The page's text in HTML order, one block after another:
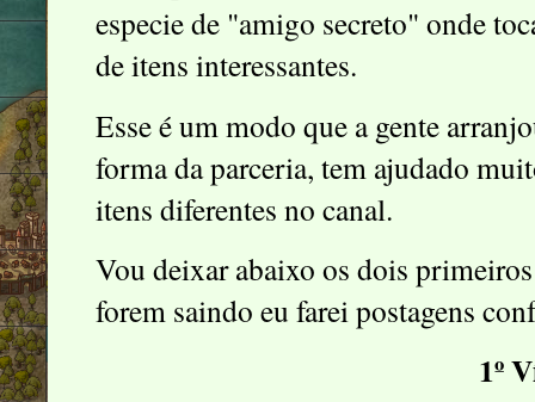
especie de "amigo secreto" onde
de itens interessantes.
Esse é um modo que a gente
forma da parceria, tem ajudado
itens diferentes no canal.
Vou deixar abaixo os dois
forem saindo eu farei postagens
1º